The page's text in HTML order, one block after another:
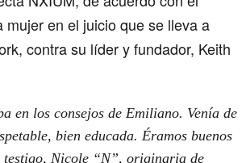
mujer en el juicio que se lleva a
contra su líder y fundador, Keith
en los consejos de Emiliano. Venía de
bien educada. Éramos buenos
testigo, Nicole “N”, originaria de